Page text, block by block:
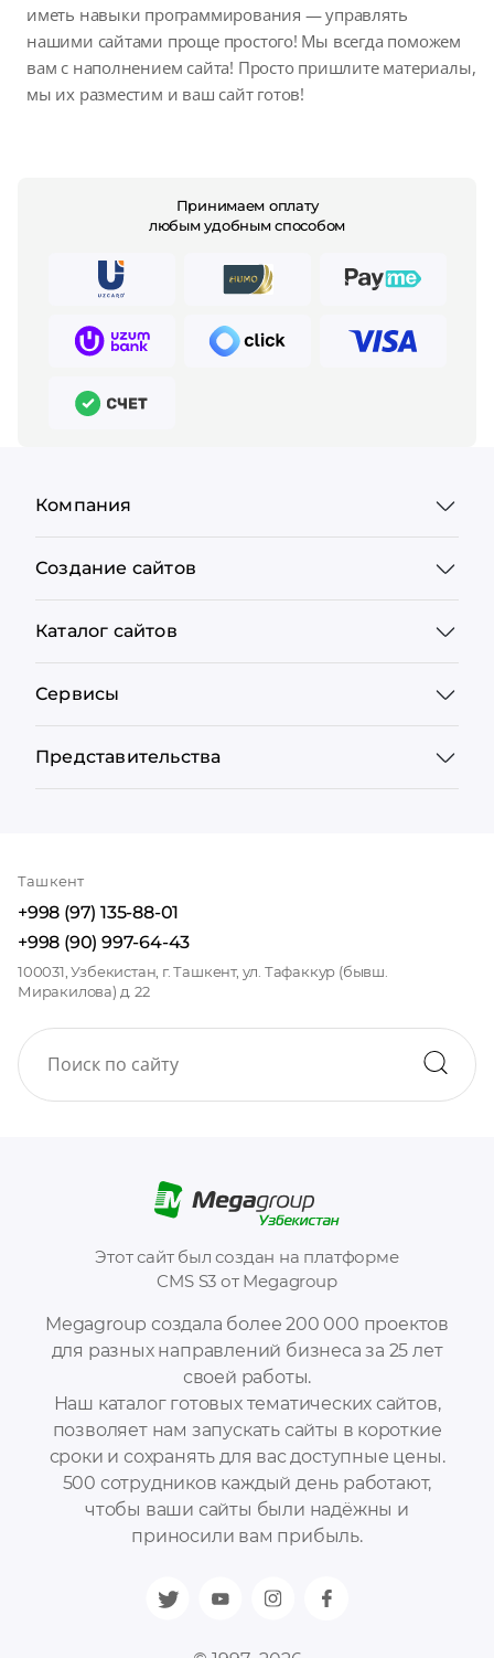
иметь навыки программирования — управлять
нашими сайтами проще простого! Мы всегда поможем
вам с наполнением сайта! Просто пришлите материалы,
мы их разместим и ваш сайт готов!
Принимаем оплату
любым удобным способом
Megagroup создала более 200 000 проектов
для разных направлений бизнеса за 25 лет
своей работы.
Наш каталог готовых тематических сайтов,
позволяет нам запускать сайты в короткие
сроки и сохранять для вас доступные цены.
500 сотрудников каждый день работают,
чтобы ваши сайты были надёжны и
приносили вам прибыль.
Этот сайт был создан на платформе
CMS S3 от Megagroup
Компания
Создание сайтов
Каталог сайтов
Сервисы
Представительства
Ташкент
+998 (97) 135-88-01
+998 (90) 997-64-43
100031, Узбекистан, г. Ташкент, ул. Тафаккур (бывш.
Миракилова) д. 22